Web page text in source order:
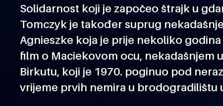
Solidarnost koji je započeo štrajk u
Tomczyk je također suprug
Agnieszke koja je prije nekoliko
film o Maciekovom ocu, nekadašnjem
Birkutu, koji je 1970. poginuo pod
vrijeme prvih nemira u brodogradilištu